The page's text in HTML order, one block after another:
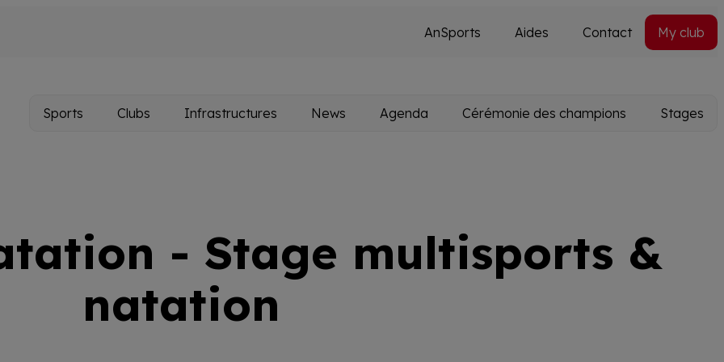
Secondary
AnSports Aides Contact
Utils
My club
Main
Sports Clubs Infrastructures News Agenda Cérémonie des champions Stages
- Stage multisports &
natation